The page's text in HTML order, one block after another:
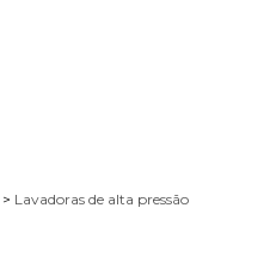
> Lavadoras de alta pressão